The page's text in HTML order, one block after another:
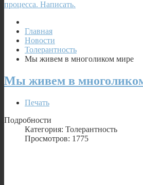
Главная
Новости
Толерантность
Мы живем в многоликом мире
Мы живем в
Печать
Подробности
Категория: Толерантность
Просмотров: 1775